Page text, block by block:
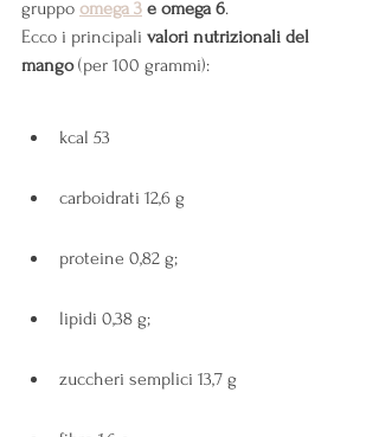
gruppo omega 3 e omega 6.
Ecco i principali valori nutrizionali del
mango (per 100 grammi):
kcal 53
carboidrati 12,6 g
proteine 0,82 g;
lipidi 0,38 g;
zuccheri semplici 13,7 g